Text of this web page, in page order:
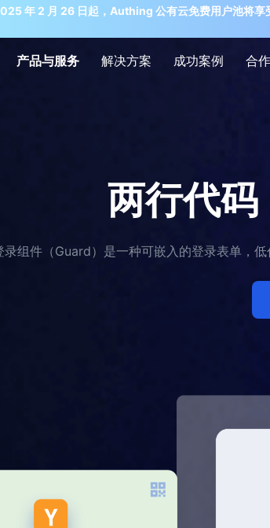
年 2 月 26 日起，Authing 公有云免费用户池将
产品与服务 解决方案 成功案例 合
两行代
录组件（Guard）是一种可嵌入的登录表单，